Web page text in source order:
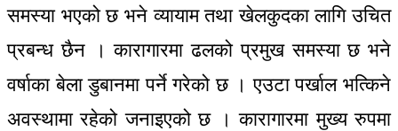
समस्या भएको छ भने व्यायाम तथा खेलकुदका लागि उचित
प्रबन्ध छैन । कारागारमा ढलको प्रमुख समस्या छ भने
वर्षाका बेला डुबानमा पर्ने गरेको छ । एउटा पर्खाल भत्किने
अवस्थामा रहेको जनाइएको छ । कारागारमा मुख्य रुपमा